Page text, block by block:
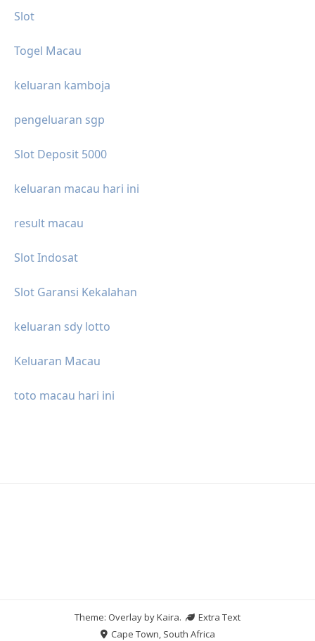
Slot
Togel Macau
keluaran kamboja
pengeluaran sgp
Slot Deposit 5000
keluaran macau hari ini
result macau
Slot Indosat
Slot Garansi Kekalahan
keluaran sdy lotto
Keluaran Macau
toto macau hari ini
Theme: Overlay byKaira.
Extra Text
Cape Town, South Africa